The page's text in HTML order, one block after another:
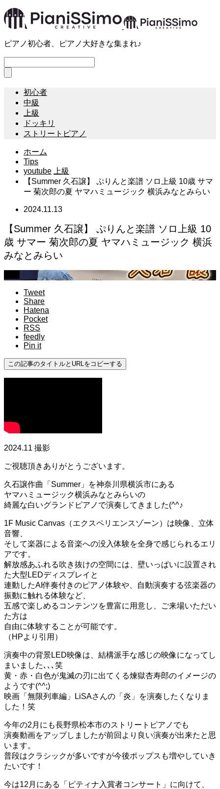
ピアノ初心者、ピアノ大好きな集まれ♪
初心者
中級
上級
ドッキリ
ストリートピアノ
ホーム
Tips
youtube
上級
【Summer 久石譲】 ぷりんと楽譜 ソロ上級 10歳 サマ
ー 菊次郎の夏 ヤマハミュージック 横浜みなとみらい
2024.11.13
【Summer 久石譲】 ぷりんと楽譜 ソロ上級 10
歳 サマー 菊次郎の夏 ヤマハミュージック 横浜
みなとみらい
Tweet
Share
Hatena
Pocket
RSS
feedly
Pin it
この記事のタイトルとURLをコピーする
2024.11 撮影
ご視聴頂きありがとうございます。
久石譲作曲「Summer」を神奈川県横浜市にある
ヤマハミュージック横浜みなとみらいの
綺麗な白いグランドピアノで演奏してきました(^^♪
1F Music Canvas（エクスペリエンスゾーン）は映像、立体
音響、
そして楽器による音楽への没入体験を全身で感じられるエリ
アです。
解放感あふれる吹き抜けの空間には、壁いっぱいに設置され
た大型LEDディスプレイと
連動したAI伴奏付きのピアノ体験や、自動演奏する弦楽器の
振動に触れる体験など、
五感で楽しめるコンテンツを豊富に用意し、ご来場いただい
た方は
自由に体験することが可能です。
（HPより引用）
演奏中の背景LED映像は、結構派手な感じの映像になってし
まいました､､､笑
黄・赤・白色が鬼滅の刃に出てくる煉獄杏寿郎のイメージの
ようです(^^;)
映画「無限列車編」LiSAさんの「炎」を演奏したくなりま
した！笑
今年の2月にも長野県松本市のストリートピアノでも
演奏動画をアップしましたが前回より良い演奏が出来たと思
います。
普段はクラシックが多いですが今後ポップスも増やしていき
たいです！
今は12月にある「ピティナ入賞者コンサート」に向けて、